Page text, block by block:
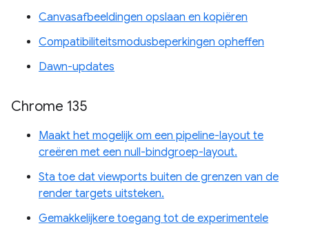
Canvasafbeeldingen opslaan en kopiëren
Compatibiliteitsmodusbeperkingen opheffen
Dawn-updates
Chrome 135
Maakt het mogelijk om een ​​pipeline-layout te
creëren met een null-bindgroep-layout.
Sta toe dat viewports buiten de grenzen van de
render targets uitsteken.
Gemakkelijkere toegang tot de experimentele